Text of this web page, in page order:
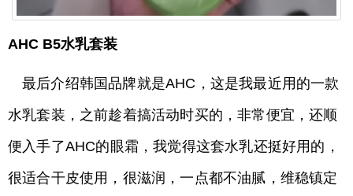
AHC B5水乳套装
最后介绍韩国品牌就是AHC，这是我最近用的一款
水乳套装，之前趁着搞活动时买的，非常便宜，还顺
便入手了AHC的眼霜，我觉得这套水乳还挺好用的，
很适合干皮使用，很滋润，一点都不油腻，维稳镇定